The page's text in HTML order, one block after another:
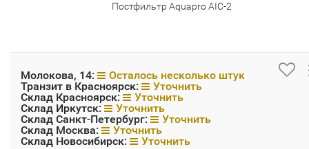
Постфильтр Aquapro AIC-2
Молокова, 14:
Осталось несколько штук
Транзит в Красноярск:
Уточнить
Склад Красноярск:
Уточнить
Склад Иркутск:
Уточнить
Склад Санкт-Петербург:
Уточнить
Склад Москва:
Уточнить
Склад Новосибирск:
Уточнить